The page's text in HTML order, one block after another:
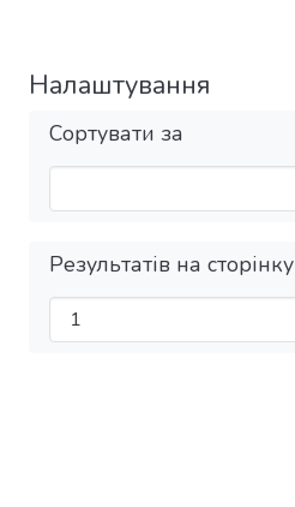
Налаштування
Сортувати за
Результатів на сторінку